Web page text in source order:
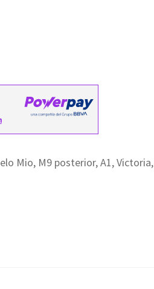
Mio, M9 posterior, A1, Victoria,